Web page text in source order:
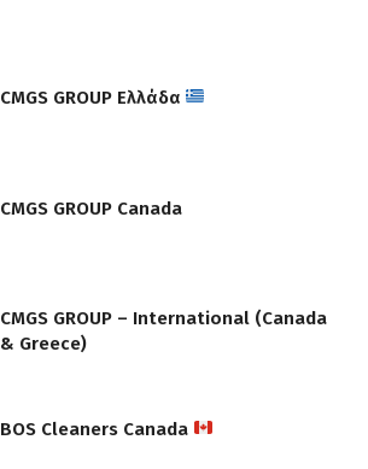
CMGS GROUP Ελλάδα
CMGS GROUP Canada
CMGS GROUP – International (Canada
& Greece)
BOS Cleaners Canada